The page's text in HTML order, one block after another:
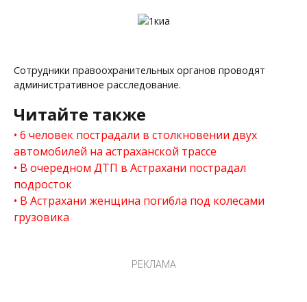
Сотрудники правоохранительных органов проводят
административное расследование.
Читайте также
6 человек пострадали в столкновении двух
автомобилей на астраханской трассе
В очередном ДТП в Астрахани пострадал
подросток
В Астрахани женщина погибла под колесами
грузовика
РЕКЛАМА